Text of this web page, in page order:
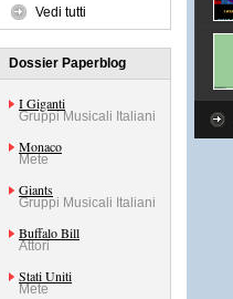
Vedi tutti
Dossier Paperblog
I Giganti
Gruppi Musicali Italiani
Monaco
Mete
Giants
Gruppi Musicali Italiani
Buffalo Bill
Attori
Stati Uniti
Mete